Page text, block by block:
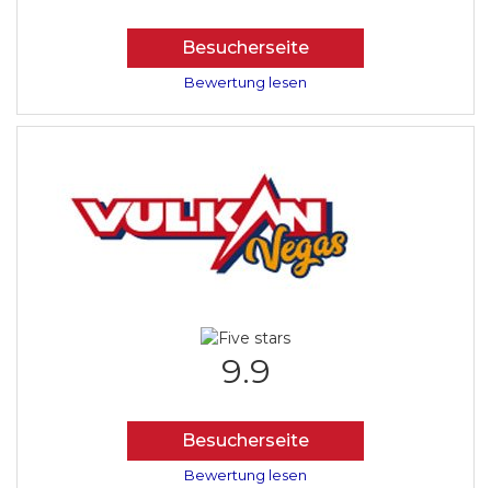
Besucherseite
Bewertung lesen
9.9
Besucherseite
Bewertung lesen